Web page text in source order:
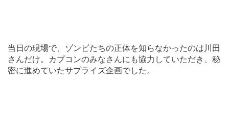
当日の現場で、ゾンビたちの正体を知らなかったのは川田
さんだけ。カプコンのみなさんにも協力していただき、秘
密に進めていたサプライズ企画でした。